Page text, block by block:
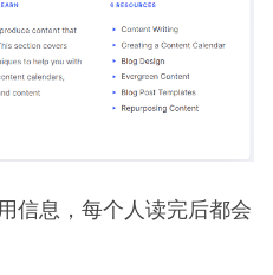
信息，每个人读完后都会